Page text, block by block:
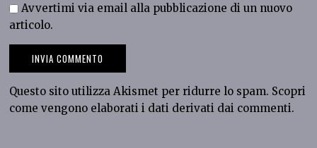
Avvertimi via email alla pubblicazione di un nuovo
articolo.
Questo sito utilizza Akismet per ridurre lo spam. Scopri
come vengono elaborati i dati derivati dai commenti.